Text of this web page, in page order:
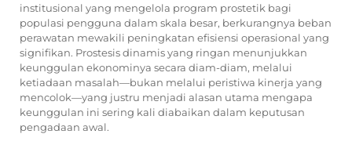
institusional yang mengelola program prostetik bagi
populasi pengguna dalam skala besar, berkurangnya beban
perawatan mewakili peningkatan efisiensi operasional yang
signifikan. Prostesis dinamis yang ringan menunjukkan
keunggulan ekonominya secara diam-diam, melalui
ketiadaan masalah—bukan melalui peristiwa kinerja yang
mencolok—yang justru menjadi alasan utama mengapa
keunggulan ini sering kali diabaikan dalam keputusan
pengadaan awal.